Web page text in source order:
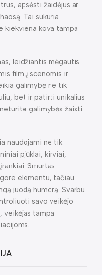
apsėsti žaidėjus ar
Tai sukuria
kiekviena kova tampa
leidžiantis mėgautis
filmų scenomis ir
galimybę ne tik
bet ir patirti unikalius
galimybės žaisti
naudojami ne tik
pjūklai, kirviai,
Smurtas
elementu, tačiau
juodą humorą. Svarbu
savo veikėjo
veikėjas tampa